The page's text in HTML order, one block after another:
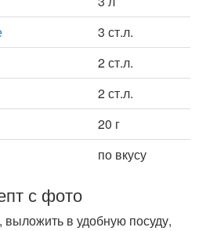
3 ст.л.
2 ст.л.
2 ст.л.
20 г
по вкусу
с фото
в удобную посуду,